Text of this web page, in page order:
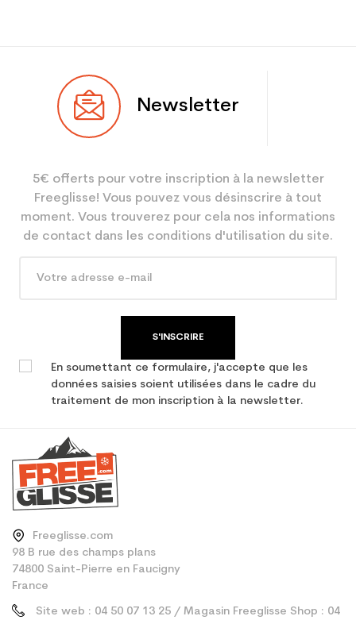
Newsletter
5€ offerts pour votre inscription à la newsletter
Freeglisse! Vous pouvez vous désinscrire à tout
moment. Vous trouverez pour cela nos informations
de contact dans les conditions d'utilisation du site.
S'INSCRIRE
En soumettant ce formulaire, j'accepte que les
données saisies soient utilisées dans le cadre du
traitement de mon inscription à la newsletter.
Freeglisse.com
98 B rue des champs plans
74800 Saint-Pierre en Faucigny
France
Site web : 04 50 07 13 25 / Magasin Freeglisse Shop : 04